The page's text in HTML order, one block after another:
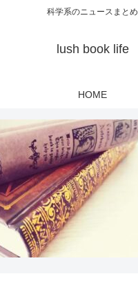
科学系のニュースまとめ
lush book life
HOME